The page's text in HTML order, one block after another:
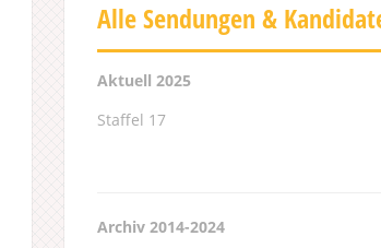
Alle Sendungen &
Aktuell 2025
Staffel 17
Archiv 2014-2024